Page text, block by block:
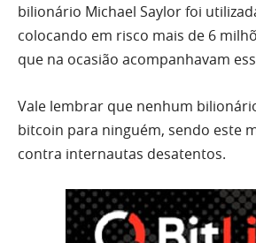
bilionário Michael Saylor foi
colocando em risco mais de 6
que na ocasião acompanhavam
Vale lembrar que nenhum
bitcoin para ninguém, sendo este
contra internautas desatentos.